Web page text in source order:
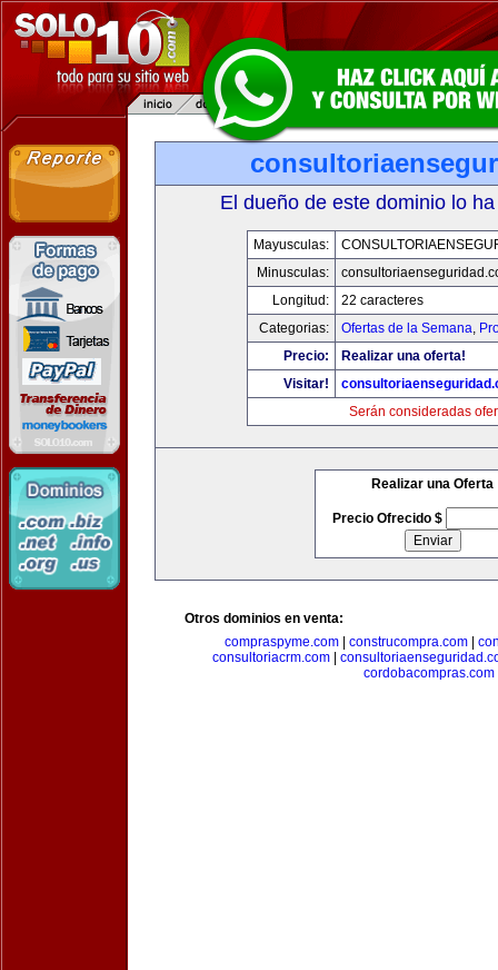
El dueño de este dominio lo
Mayusculas:
Minusculas:
Longitud:
22 caracteres
Categorias:
Ofertas de la Semana,
Precio:
Realizar una oferta!
Visitar!
Serán consideradas
Realizar una Oferta
Precio Ofrecido $
Otros dominios en venta:
compraspyme.com
construcompra.com
consultoriacrm.com|
cordobacompras.com